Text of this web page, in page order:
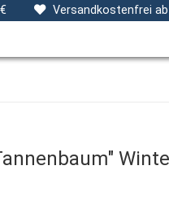
Versandkostenfrei
Stoffe Gutscheine